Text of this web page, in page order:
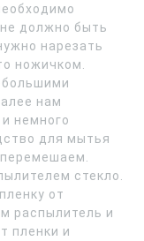
должно быть
нарезать
ножичком.
нам
немного
для мытья
стекло.
от
распылитель и
пленки и